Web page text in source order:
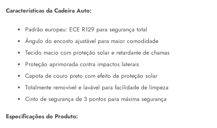
Características da Cadeira Auto:
Padrão europeu: ECE R129 para segurança total
Ângulo do encosto ajustável para maior comodidade
Tecido macio com proteção solar e retardante de chamas
Proteção aprimorada contra impactos laterais
Capota de couro preto com efeito de proteção solar
Totalmente removível e lavável para facilidade de limpeza
Cinto de segurança de 3 pontos para máxima segurança
Especificações do Produto: